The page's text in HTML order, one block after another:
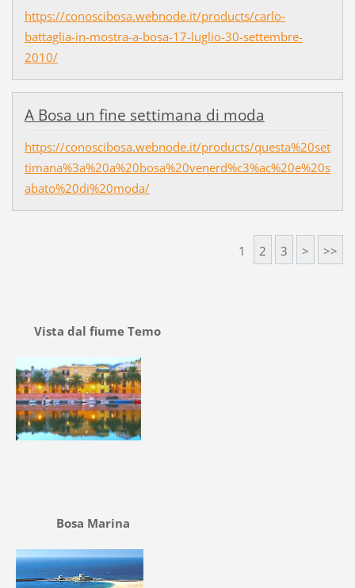
https://conoscibosa.webnode.it/products/carlo-
battaglia-in-mostra-a-bosa-17-luglio-30-settembre-
2010/
A Bosa un fine settimana di moda
https://conoscibosa.webnode.it/products/questa%20set
timana%3a%20a%20bosa%20venerd%c3%ac%20e%20s
abato%20di%20moda/
1 2 3 > >>
Vista dal fiume Temo
Bosa Marina